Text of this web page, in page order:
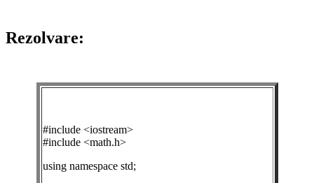
Rezolvare:
#include <iostream>
#include <math.h>
using namespace std;